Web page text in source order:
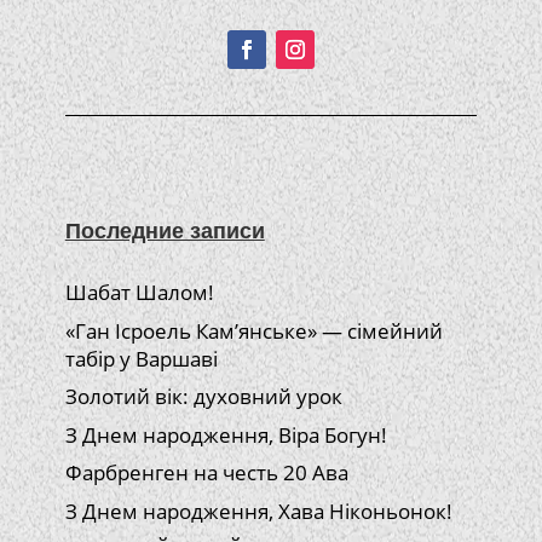
Подписывайтесь!
Последние записи
Шабат Шалом!
«Ган Ісроель Кам’янське» — сімейний
табір у Варшаві
Золотий вік: духовний урок
З Днем народження, Віра Богун!
Фарбренген на честь 20 Ава
З Днем народження, Хава Ніконьонок!